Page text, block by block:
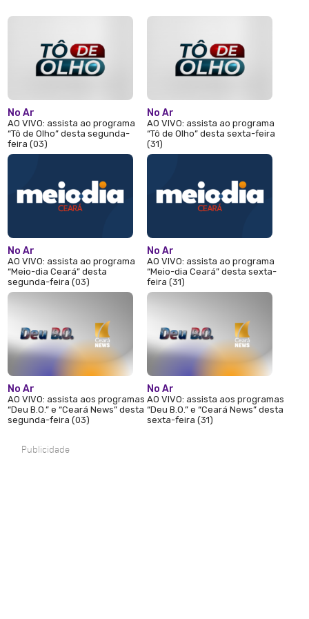
No Ar
AO VIVO: assista ao programa
“Tô de Olho” desta segunda-
feira (03)
No Ar
AO VIVO: assista ao programa
“Meio-dia Ceará” desta
segunda-feira (03)
No Ar
AO VIVO: assista aos programas
“Deu B.O.” e “Ceará News” desta
segunda-feira (03)
No Ar
AO VIVO: assista ao programa
“Tô de Olho” desta sexta-feira
(31)
No Ar
AO VIVO: assista ao programa
“Meio-dia Ceará” desta sexta-
feira (31)
No Ar
AO VIVO: assista aos programas
“Deu B.O.” e “Ceará News” desta
sexta-feira (31)
Publicidade